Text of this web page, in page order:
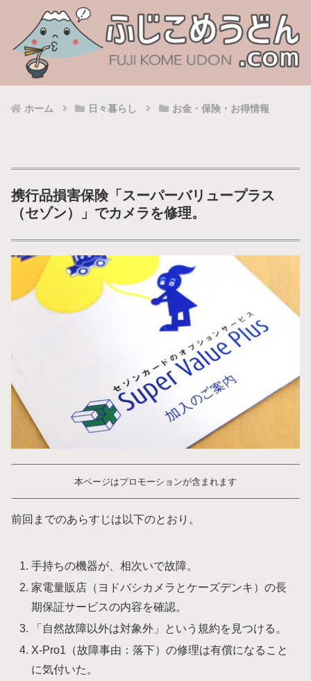
ホーム 日々暮らし お金・保険・お得情報
携行品損害保険「スーパーバリュープラス
（セゾン）」でカメラを修理。
本ページはプロモーションが含まれます
前回までのあらすじは以下のとおり。
手持ちの機器が、相次いで故障。
家電量販店（ヨドバシカメラとケーズデンキ）の長
期保証サービスの内容を確認。
「自然故障以外は対象外」という規約を見つける。
X-Pro1（故障事由：落下）の修理は有償になること
に気付いた。